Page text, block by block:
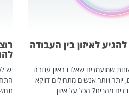
לאיזון בין העבודה
שמועמדים שאלו בראיון עבודה
ויותר אנשים מתחילים דווקא
מהבית? הכל על איזון
יש